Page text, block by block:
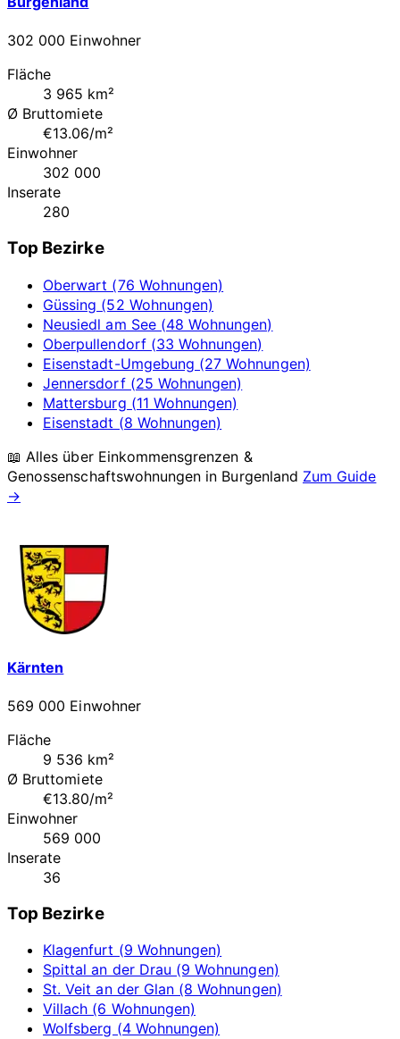
302 000 Einwohner
Fläche
3 965 km²
Ø Bruttomiete
€13.06/m²
Einwohner
302 000
Inserate
280
Top Bezirke
Oberwart (76 Wohnungen)
Güssing (52 Wohnungen)
Neusiedl am See (48 Wohnungen)
Oberpullendorf (33 Wohnungen)
Eisenstadt-Umgebung (27 Wohnungen)
Jennersdorf (25 Wohnungen)
Mattersburg (11 Wohnungen)
Eisenstadt (8 Wohnungen)
📖 Alles über Einkommensgrenzen &
Genossenschaftswohnungen in Burgenland Zum Guide
→
Kärnten
569 000 Einwohner
Fläche
9 536 km²
Ø Bruttomiete
€13.80/m²
Einwohner
569 000
Inserate
36
Top Bezirke
Klagenfurt (9 Wohnungen)
Spittal an der Drau (9 Wohnungen)
St. Veit an der Glan (8 Wohnungen)
Villach (6 Wohnungen)
Wolfsberg (4 Wohnungen)